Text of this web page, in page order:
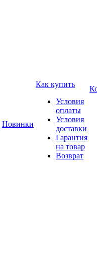
Новинки
Как купить
Условия
оплаты
Условия
доставки
Гарантия
на товар
Возврат